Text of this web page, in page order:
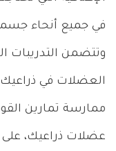
في جميع أنحاء
وتتضمن التدريبات
العضلات في
ممارسة تمارين
عضلات ذراعيك،